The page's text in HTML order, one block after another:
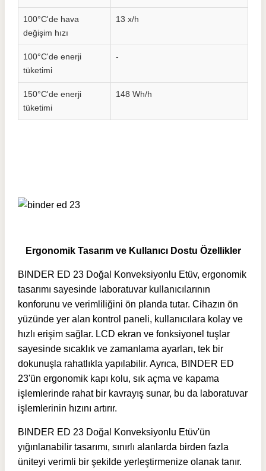
100°C'de hava
değişim hızı
13 x/h
100°C'de enerji
tüketimi
-
150°C'de enerji
tüketimi
148 Wh/h
Ergonomik Tasarım ve Kullanıcı Dostu Özellikler
BINDER ED 23 Doğal Konveksiyonlu Etüv, ergonomik
tasarımı sayesinde laboratuvar kullanıcılarının
konforunu ve verimliliğini ön planda tutar. Cihazın ön
yüzünde yer alan kontrol paneli, kullanıcılara kolay ve
hızlı erişim sağlar. LCD ekran ve fonksiyonel tuşlar
sayesinde sıcaklık ve zamanlama ayarları, tek bir
dokunuşla rahatlıkla yapılabilir. Ayrıca, BINDER ED
23'ün ergonomik kapı kolu, sık açma ve kapama
işlemlerinde rahat bir kavrayış sunar, bu da laboratuvar
işlemlerinin hızını artırır.
BINDER ED 23 Doğal Konveksiyonlu Etüv'ün
yığınlanabilir tasarımı, sınırlı alanlarda birden fazla
üniteyi verimli bir şekilde yerleştirmenize olanak tanır.